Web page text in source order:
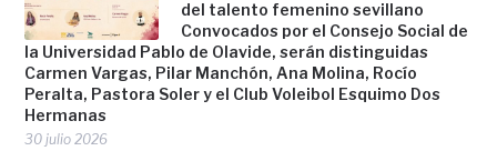
del talento femenino sevillano
Convocados por el Consejo Social de
la Universidad Pablo de Olavide, serán distinguidas
Carmen Vargas, Pilar Manchón, Ana Molina, Rocío
Peralta, Pastora Soler y el Club Voleibol Esquimo Dos
Hermanas
30 julio 2026